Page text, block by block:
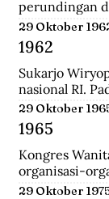
perundingan
dilanjutkan
kepastian.
29 Oktober
1962
Sukarjo
nasional RI.
Volksraad
Persatuan
1936, pindah
Seteleh
jabatan Duta
Vatikan, Duta
29 Oktober
1965
Kongres
organisasi-
mengeluarkan
29 Oktober